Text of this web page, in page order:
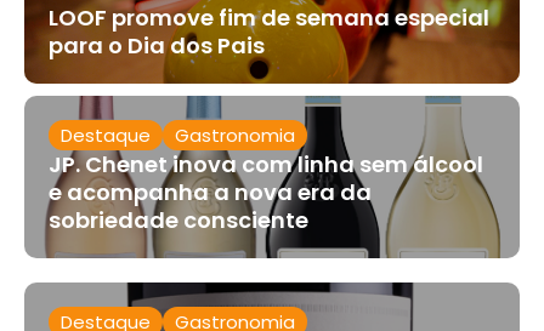
LOOF promove fim de semana especial
para o Dia dos Pais
Destaque Gastronomia
JP. Chenet inova com linha sem álcool
e acompanha a nova era da
sobriedade consciente
Destaque Gastronomia